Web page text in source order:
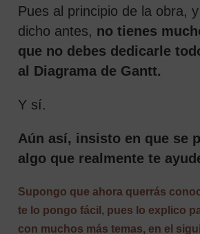
Pues al principio de la obra,
dicho antes, no tienes
que no debes dedicarle
al Diagrama de Gantt.
Y sí.
Aún así, insisto en que se
algo que realmente te
Supongo que ahora querrás
te lo pongo fácil, pues lo explico
con muchos más temas, en el